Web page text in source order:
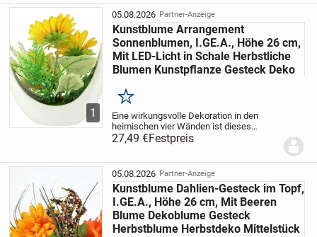
benötigt...
1
05.08.2026 Partner-Anzeige
Kunstblume Arrangement
Sonnenblumen, I.GE.A., Höhe 26 cm,
Mit LED-Licht in Schale Herbstliche
Blumen Kunstpflanze Gesteck Deko
Merken
Eine wirkungsvolle Dekoration in den
heimischen vier Wänden ist dieses
naturgetreue Kunstblumen-Gesteck in
einer geschwungenen Keramikschale.
ansprechenden Landhaus-St...
27,49 €Festpreis
05.08.2026 Partner-Anzeige
Kunstblume Dahlien-Gesteck im Topf,
I.GE.A., Höhe 26 cm, Mit Beeren
Blume Dekoblume Gesteck
Herbstblume Herbstdeko Mittelstück